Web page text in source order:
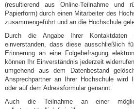
(resultierend aus Online-Teilnahme und
Papierform) durch einen Mitarbeiter des
zusammengeführt und an die Hochschule
Durch die Angabe Ihrer
einverstanden, dass diese ausschließlich
Erinnerung an eine Folgebefragung
können Ihr Einverständnis jederzeit
umgehend aus dem Datenbestand
Ansprechpartner an Ihrer Hochschule wird
oder auf dem Adressformular genannt.
Auch die Teilnahme an einer